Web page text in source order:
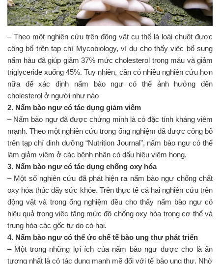
– Theo một nghiên cứu trên động vật cụ thể là loài chuột được
công bố trên tạp chí Mycobiology, ví dụ cho thấy việc bổ sung
nấm hàu đã giúp giảm 37% mức cholesterol trong máu và giảm
triglyceride xuống 45%. Tuy nhiên, cần có nhiều nghiên cứu hơn
nữa để xác định nấm bào ngư có thể ảnh hưởng đến
cholesterol ở người như nào
2. Nấm bào ngư có tác dụng giảm viêm
– Nấm bào ngư đã được chứng minh là có đặc tính kháng viêm
mạnh. Theo một nghiên cứu trong ống nghiệm đã được công bố
trên tạp chí dinh dưỡng “Nutrition Journal”, nấm bào ngư có thể
làm giảm viêm ở các bệnh nhân có dấu hiệu viêm họng.
3. Nấm bào ngư có tác dụng chống oxy hóa
– Một số nghiên cứu đã phát hiện ra nấm bào ngư chống chất
oxy hóa thúc đẩy sức khỏe. Trên thực tế cả hai nghiên cứu trên
động vật và trong ống nghiệm đều cho thấy nấm bào ngư có
hiệu quả trong việc tăng mức độ chống oxy hóa trong cơ thể và
trung hòa các gốc tự do có hại.
4. Nấm bào ngư có thể ức chế tế bào ung thư phát triển
– Một trong những lợi ích của nấm bào ngư được cho là ấn
tượng nhất là có tác dụng mạnh mẽ đối với tế bào ung thư. Nhờ